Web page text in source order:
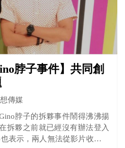
脖子事件】共同創
傳媒
脖子的拆夥事件鬧得沸沸揚
拆夥之前就已經沒有辦法登入
表示，兩人無法從影片收益中